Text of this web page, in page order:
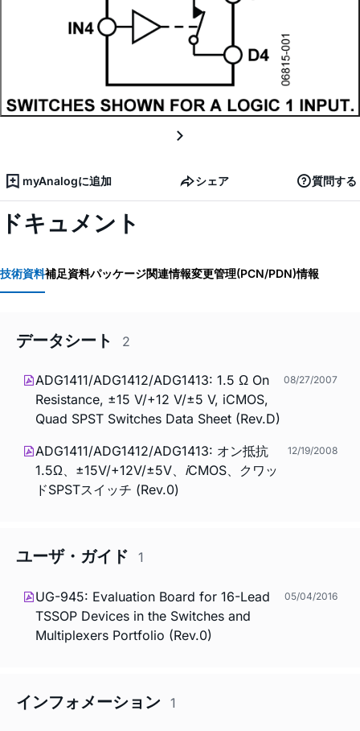
myAnalogに追加 シェア 質問する
ドキュメント
技術資料補足資料パッケージ関連情報変更管理(PCN/PDN)情報
データシート 2
ADG1411/ADG1412/ADG1413: 1.5 Ω On
Resistance, ±15 V/+12 V/±5 V, iCMOS,
Quad SPST Switches Data Sheet (Rev.D)
08/27/2007
ADG1411/ADG1412/ADG1413: オン抵抗
1.5Ω、±15V/+12V/±5V、 iCMOS、クワッ
ドSPSTスイッチ (Rev.0)
12/19/2008
ユーザ・ガイド 1
UG-945: Evaluation Board for 16-Lead
TSSOP Devices in the Switches and
Multiplexers Portfolio (Rev.0)
05/04/2016
インフォメーション 1